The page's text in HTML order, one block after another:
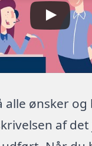
alle ønsker og
af